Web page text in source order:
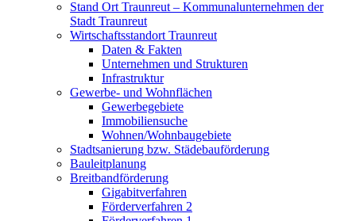
Stand Ort Traunreut – Kommunalunternehmen der
Stadt Traunreut
Wirtschaftsstandort Traunreut
Daten & Fakten
Unternehmen und Strukturen
Infrastruktur
Gewerbe- und Wohnflächen
Gewerbegebiete
Immobiliensuche
Wohnen/Wohnbaugebiete
Stadtsanierung bzw. Städebauförderung
Bauleitplanung
Breitbandförderung
Gigabitverfahren
Förderverfahren 2